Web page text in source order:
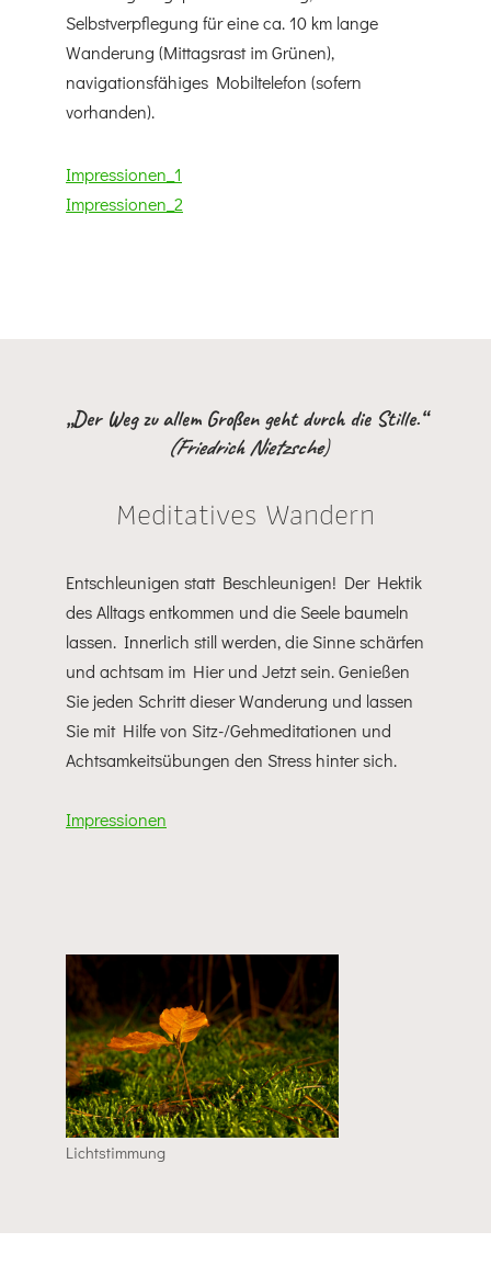
Selbstverpflegung für eine ca. 10 km lange
Wanderung (Mittagsrast im Grünen),
navigationsfähiges Mobiltelefon (sofern
vorhanden).
Impressionen_1
Impressionen_2
„Der Weg zu allem Großen geht durch die Stille.“
(Friedrich Nietzsche)
Meditatives Wandern
Entschleunigen statt Beschleunigen! Der Hektik
des Alltags entkommen und die Seele baumeln
lassen. Innerlich still werden, die Sinne schärfen
und achtsam im Hier und Jetzt sein. Genießen
Sie jeden Schritt dieser Wanderung und lassen
Sie mit Hilfe von Sitz-/Gehmeditationen und
Achtsamkeitsübungen den Stress hinter sich.
Impressionen
Lichtstimmung